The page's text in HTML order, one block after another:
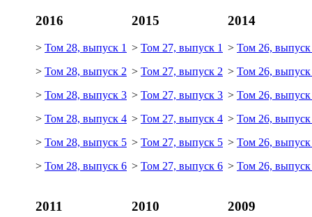
2016
> Том 28, выпуск 1
> Том 28, выпуск 2
> Том 28, выпуск 3
> Том 28, выпуск 4
> Том 28, выпуск 5
> Том 28, выпуск 6
2015
> Том 27, выпуск 1
> Том 27, выпуск 2
> Том 27, выпуск 3
> Том 27, выпуск 4
> Том 27, выпуск 5
> Том 27, выпуск 6
2014
> Том 26,
> Том 26,
> Том 26,
> Том 26,
> Том 26,
> Том 26,
2011 2010 2009